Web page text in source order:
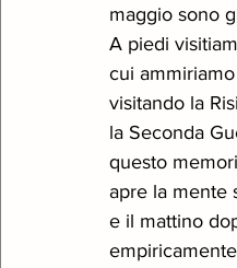
maggio sono
A piedi
cui
visitando la
la Seconda
questo
apre la mente
e il mattino